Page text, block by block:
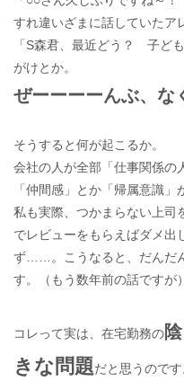
すれ違いざまに話していたア
「S森君、最近どう？ 子ど
がけとか。
ぜーーーーんぶ、な
そうすると何が起こるか。
会社の人が全部「仕事関係の
「仲間感」とか「帰属意識」
私も実際、つかまらない上司
でレビューをもらえばダメ出
ず……。こうなると、だんだ
す。（もう数年前の話ですが）
コレって実は、在宅勤務の
きな問題だと思うのです